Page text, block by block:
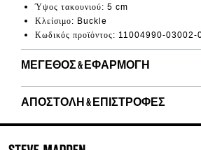
Ύψος τακουνιού: 5 cm
Κλείσιμο: Buckle
Κωδικός προϊόντος: 11004990-03002-
ΜΈΓΕΘΟΣ & ΕΦΑΡΜΟΓΉ
ΑΠΟΣΤΟΛΉ & ΕΠΙΣΤΡΟΦΈΣ